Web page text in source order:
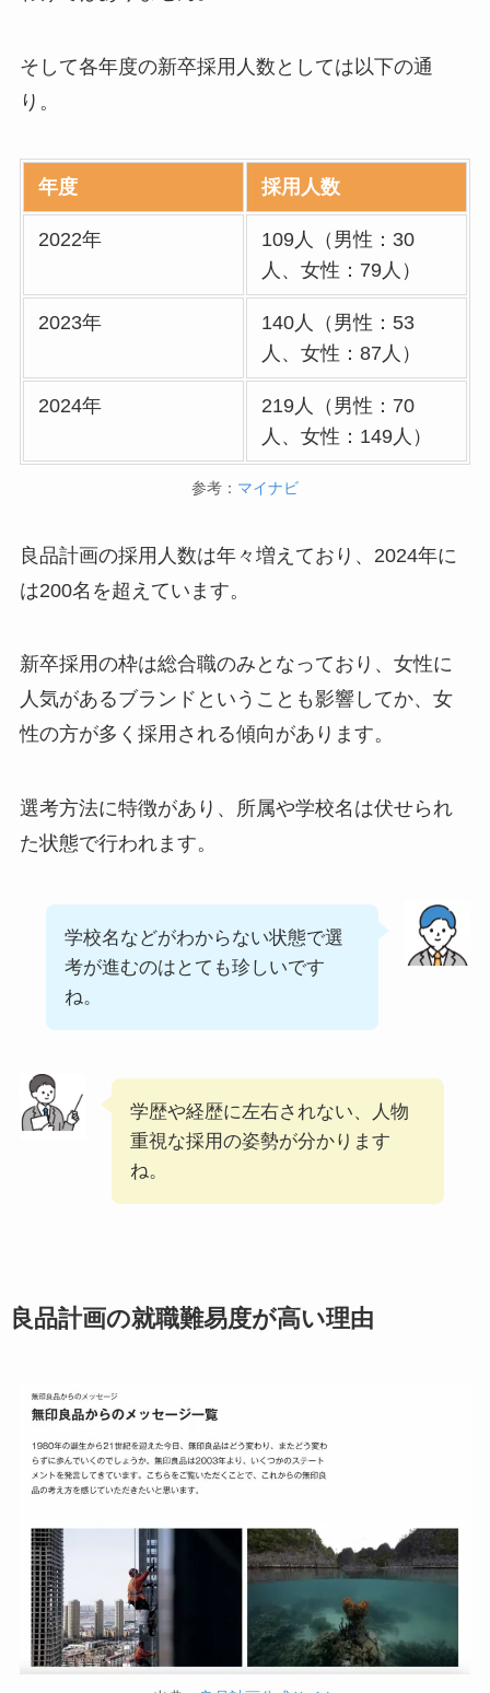
そして各年度の新卒採用人数としては以下の通
り。
年度 採用人数
2022年
109人（男性：30
人、女性：79人）
2023年
140人（男性：53
人、女性：87人）
2024年
219人（男性：70
人、女性：149人）
参考： マイナビ
良品計画の採用人数は年々増えており、2024年に
は200名を超えています。
新卒採用の枠は総合職のみとなっており、女性に
人気があるブランドということも影響してか、女
性の方が多く採用される傾向があります。
選考方法に特徴があり、所属や学校名は伏せられ
た状態で行われます。
学校名などがわからない状態で選
考が進むのはとても珍しいです
ね。
学歴や経歴に左右されない、人物
重視な採用の姿勢が分かります
ね。
良品計画の就職難易度が高い理由